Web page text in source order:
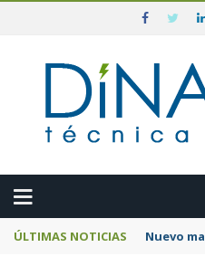
ÚLTIMAS NOTICIAS Nuevo